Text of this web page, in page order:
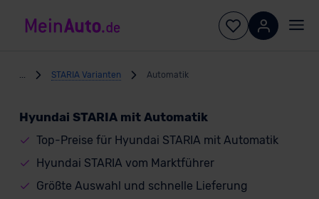
STARIA Varianten Automatik
Hyundai STARIA mit Automatik
Top-Preise für Hyundai STARIA mit Automatik
Hyundai STARIA vom Marktführer
Größte Auswahl und schnelle Lieferung